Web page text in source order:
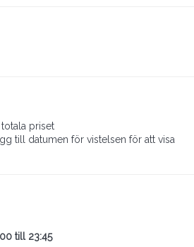
priset
till datumen för vistelsen för att visa
till 23:45